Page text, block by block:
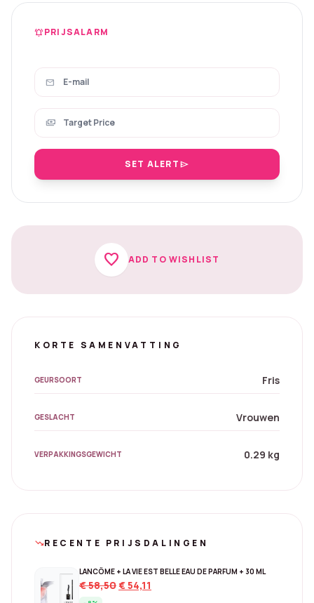
notifications_activePRIJSALARM
mail
payments
SET ALERTsend
favorite ADD TO WISHLIST
KORTE SAMENVATTING
GEURSOORT Fris
GESLACHT Vrouwen
VERPAKKINGSGEWICHT 0.29 kg
trending_downRECENTE PRIJSDALINGEN
LANCÔME + LA VIE EST BELLE EAU DE PARFUM + 30 ML
€58,50Original
€54,11